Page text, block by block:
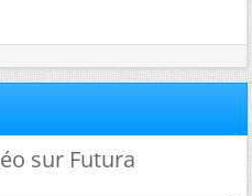
sur Futura